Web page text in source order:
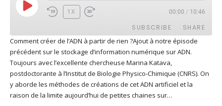
PLAY
EPISODE
1X 00:00 / 10:46
SUBSCRIBE SHARE
Apple Podcasts Deezer
Google Play PocketCasts
Podcast Addict RSS
SHARE
LINK
EMBED
Comment créer de l’ADN à partir de rien ?Ajout à notre épisode
précédent sur le stockage d’information numérique sur ADN.
Toujours avec l’excellente chercheuse Marina Katava,
postdoctorante à l’Institut de Biologie Physico-Chimique (CNRS). On
y aborde les méthodes de créations de cet ADN artificiel et la
raison de la limite aujourd’hui de petites chaines sur…